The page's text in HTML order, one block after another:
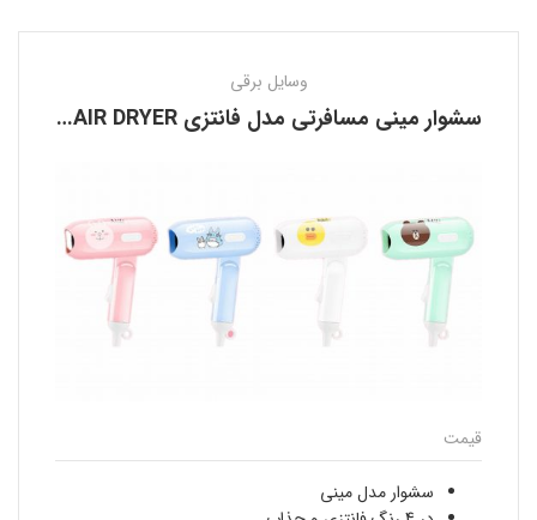
وسایل برقی
سشوار مینی مسافرتی مدل فانتزی FOLDABLE HAIR DRYER
قیمت
سشوار مدل مینی